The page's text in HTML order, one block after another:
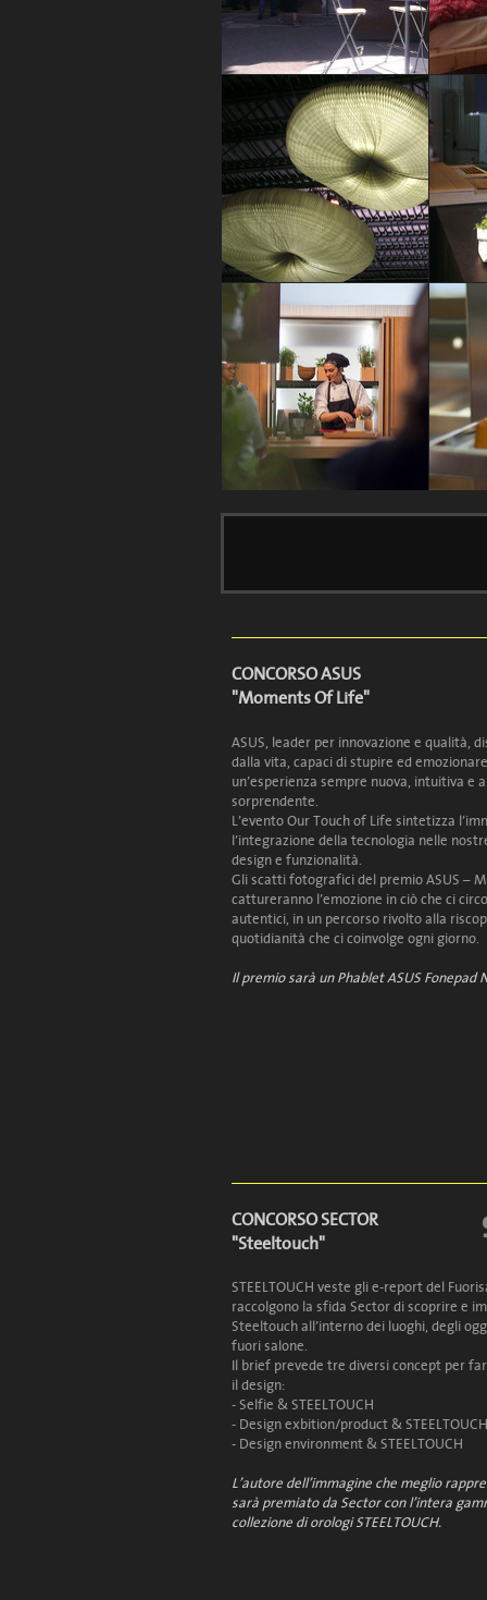
GREEN VILLAGE
GREEN
Andrea
GREEN VILLAGE
Marta Riboni
GREEN
Marta
GREEN VILLAGE
Marta Riboni
GREEN
GREEN VILLAGE
Lara Sirtori
GREEN
CONCORSO ASUS
"Moments Of Life"
ASUS, leader per innovazione e qualità,
dalla vita, capaci di stupire ed
un’esperienza sempre nuova, intuitiva e
sorprendente.
L’evento Our Touch of Life sintetizza
l’integrazione della tecnologia nelle
design e funzionalità.
Gli scatti fotografici del premio ASUS –
cattureranno l’emozione in ciò che ci
autentici, in un percorso rivolto alla
quotidianità che ci coinvolge ogni giorno.
Il premio sarà un Phablet ASUS Fonepad
CONCORSO SECTOR
"Steeltouch"
STEELTOUCH veste gli e-report del
raccolgono la sfida Sector di scoprire e
Steeltouch all’interno dei luoghi, degli
fuori salone.
Il brief prevede tre diversi concept per
il design:
- Selfie & STEELTOUCH
- Design exbition/product & STEELTOUCH
- Design environment & STEELTOUCH
L’autore dell’immagine che meglio
sarà premiato da Sector con l’intera
collezione di orologi STEELTOUCH.